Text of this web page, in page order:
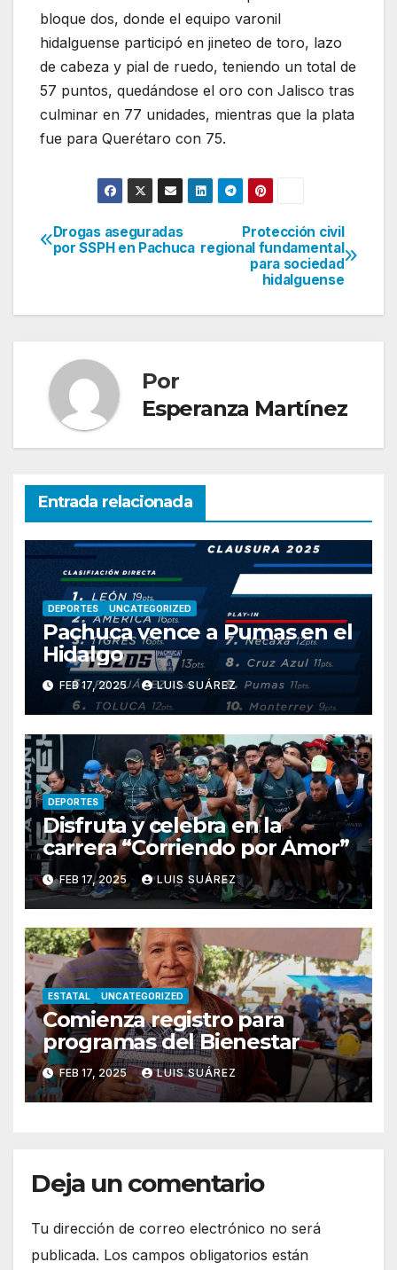
bloque dos, donde el equipo varonil
hidalguense participó en jineteo de toro, lazo
de cabeza y pial de ruedo, teniendo un total de
57 puntos, quedándose el oro con Jalisco tras
culminar en 77 unidades, mientras que la plata
fue para Querétaro con 75.
Navegación
entradas
Protección civil
regional fundamental
para sociedad
hidalguense
Drogas aseguradas
por SSPH en Pachuca
Por
Esperanza Martínez
Entrada relacionada
DEPORTES UNCATEGORIZED
Pachuca vence a Pumas en el
Hidalgo
FEB 17, 2025 LUIS SUÁREZ
DEPORTES
Disfruta y celebra en la
carrera “Corriendo por Amor”
FEB 17, 2025 LUIS SUÁREZ
ESTATAL UNCATEGORIZED
Comienza registro para
programas del Bienestar
FEB 17, 2025 LUIS SUÁREZ
Deja un comentario
Tu dirección de correo electrónico no será
publicada. Los campos obligatorios están